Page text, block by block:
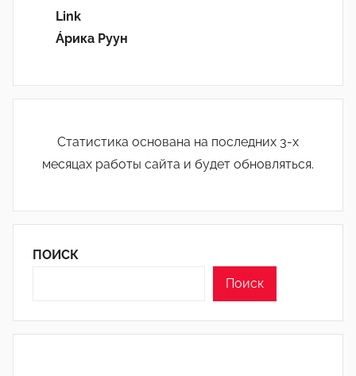
Link
Áрика Руун
Статистика основана на последних 3-х
месяцах работы сайта и будет обновляться.
ПОИСК
Поиск